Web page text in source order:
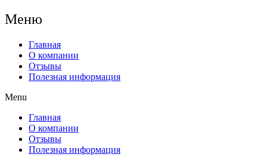
Меню
Главная
О компании
Отзывы
Полезная информация
Menu
Главная
О компании
Отзывы
Полезная информация